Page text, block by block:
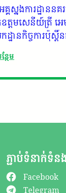
គ្គស្នងការ​ដ្ឋាន​
តមសេនីយ៍ត្រី អេ
ឋានកិច្ចការប៉ុស្តិ៍
មួយលោកវរសេនីយ៍
ស្នងការរងទទួល
យាល័យ​កិច្ចការ​ប៉ុស្
បាលស្រុក​មណ្ឌលសីម
ល​ក្រុង​ខេមរភូមិន្ទ​
ថែម
ភ្ជាប់ទំនាក់ទំនង
Facebook
Telegram